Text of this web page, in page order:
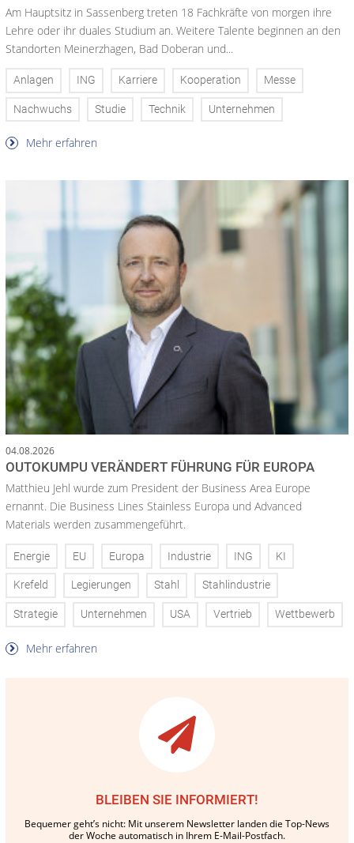
Am Hauptsitz in Sassenberg treten 18 Fachkräfte von morgen ihre
Lehre oder ihr duales Studium an. Weitere Talente beginnen an den
Standorten Meinerzhagen, Bad Doberan und...
Anlagen ING Karriere Kooperation Messe
Nachwuchs Studie Technik Unternehmen
Mehr erfahren
04.08.2026
OUTOKUMPU VERÄNDERT FÜHRUNG FÜR EUROPA
Matthieu Jehl wurde zum President der Business Area Europe
ernannt. Die Business Lines Stainless Europa und Advanced
Materials werden zusammengeführt.
Energie EU Europa Industrie ING KI
Krefeld Legierungen Stahl Stahlindustrie
Strategie Unternehmen USA Vertrieb Wettbewerb
Mehr erfahren
BLEIBEN SIE INFORMIERT!
Bequemer geht’s nicht: Mit unserem Newsletter landen die Top-News
der Woche automatisch in Ihrem E-Mail-Postfach.